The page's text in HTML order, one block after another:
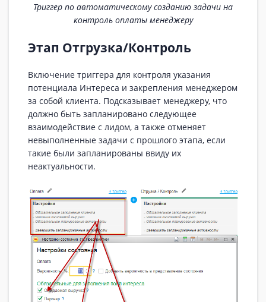
Триггер по автоматическому созданию задачи на
контроль оплаты менеджеру
Этап Отгрузка/Контроль
Включение триггера для контроля указания
потенциала Интереса и закрепления менеджером
за собой клиента. Подсказывает менеджеру, что
должно быть запланировано следующее
взаимодействие с лидом, а также отменяет
невыполненные задачи с прошлого этапа, если
такие были запланированы ввиду их
неактуальности.